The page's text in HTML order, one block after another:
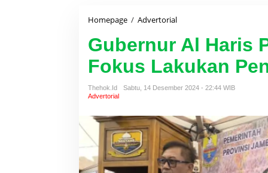
Homepage / Advertorial
r
n
u
l
H
a
r
i
Gubernur Al Haris
Fokus Lakukan
Thehok.id
Sabtu, 14 Desember 2024 - 22:44 WIB
Advertorial